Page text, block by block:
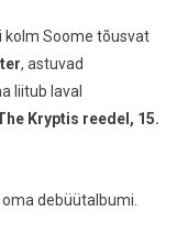
kolm Soome tõusvat
, astuvad
liitub laval
Kryptis reedel, 15.
debüütalbumi.